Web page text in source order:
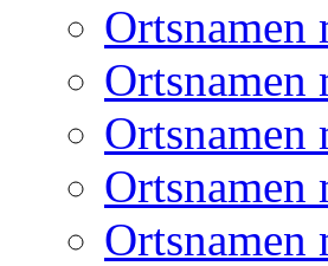
Ortsnamen
Ortsnamen
Ortsnamen
Ortsnamen
Ortsnamen